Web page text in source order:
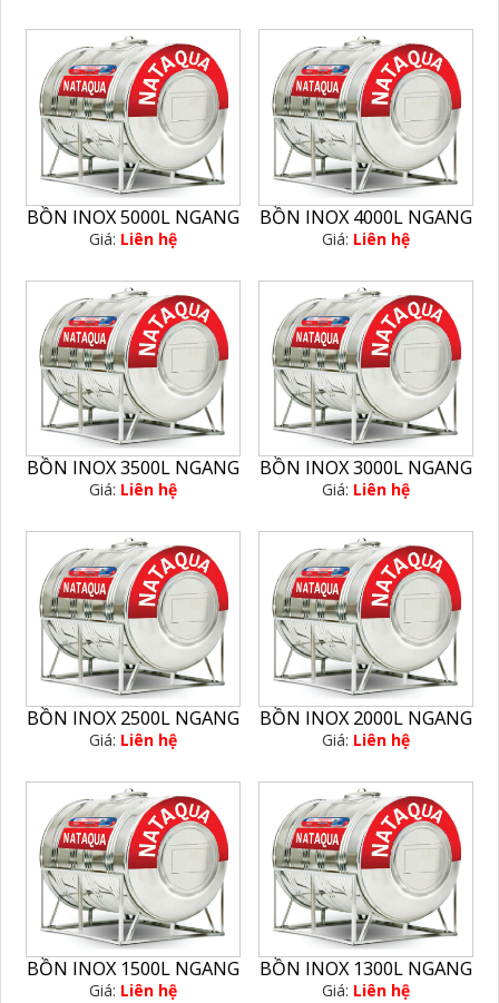
BỒN INOX 5000L NGANG
Giá: Liên hệ
BỒN INOX 4000L NGANG
Giá: Liên hệ
BỒN INOX 3500L NGANG
Giá: Liên hệ
BỒN INOX 3000L NGANG
Giá: Liên hệ
BỒN INOX 2500L NGANG
Giá: Liên hệ
BỒN INOX 2000L NGANG
Giá: Liên hệ
BỒN INOX 1500L NGANG
Giá: Liên hệ
BỒN INOX 1300L NGANG
Giá: Liên hệ